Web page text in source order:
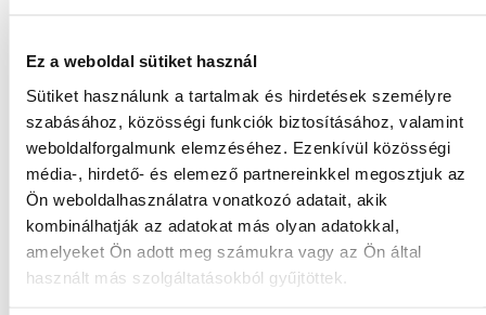
Ez a weboldal sütiket használ
Sütiket használunk a tartalmak és hirdetések személyre
szabásához, közösségi funkciók biztosításához, valamint
weboldalforgalmunk elemzéséhez. Ezenkívül közösségi
média-, hirdető- és elemező partnereinkkel megosztjuk az
Ön weboldalhasználatra vonatkozó adatait, akik
kombinálhatják az adatokat más olyan adatokkal,
amelyeket Ön adott meg számukra vagy az Ön által
használt más szolgáltatásokból gyűjtöttek.
Gyakori Kérdések (GYIK)
Tulajdonságok
ÁLLAT MÉRETE: Kis fajták
CSOMAG SÚLYA
8
TERMÉKCSALÁD:
ROYAL CANIN Mini relax